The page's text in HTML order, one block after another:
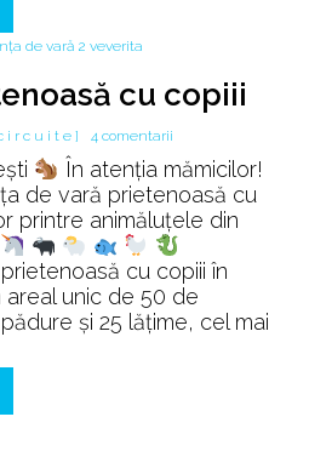
cu copiii
i r c u i t e ] 4 comentarii
Vacanța
prietenoasă
cu
copiii
În atenția mămicilor!
de vară prietenoasă cu
printre animăluțele din
cu copiii în
areal unic de 50 de
și 25 lățime, cel mai